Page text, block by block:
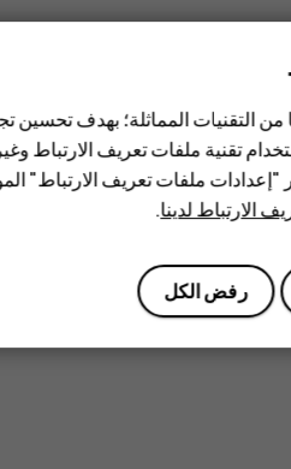
التقنيات المماثلة؛ بهدف
تقنية ملفات تعريف الارتباط
"إعدادات ملفات تعريف الارتباط"
الارتباط لدينا.
رفض الكل